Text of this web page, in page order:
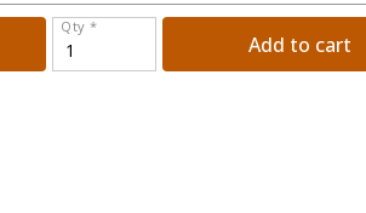
Qty *
Add to cart